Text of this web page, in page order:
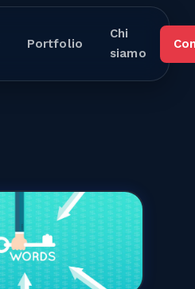
Portfolio
Chi
siamo